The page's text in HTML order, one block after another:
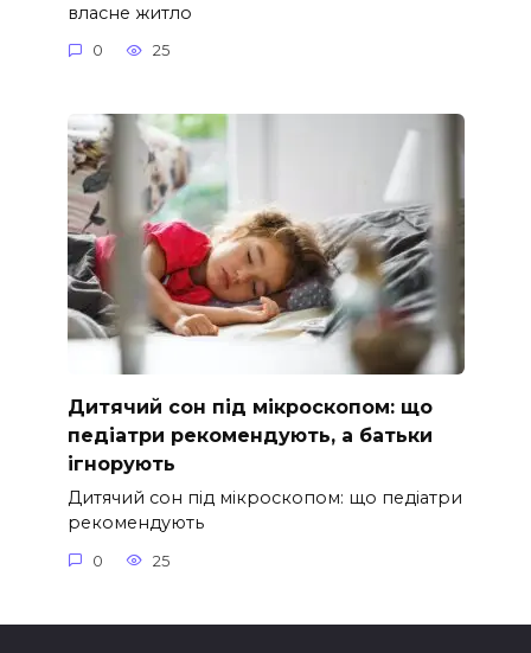
власне житло
0 25
Дитячий сон під мікроскопом: що
педіатри рекомендують, а батьки
ігнорують
Дитячий сон під мікроскопом: що педіатри
рекомендують
0 25